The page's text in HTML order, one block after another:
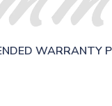
WARRANTY